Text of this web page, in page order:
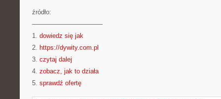
źródło:
———————————
1. dowiedz się jak
2. https://dywity.com.pl
3. czytaj dalej
4. zobacz, jak to działa
5. sprawdź ofertę